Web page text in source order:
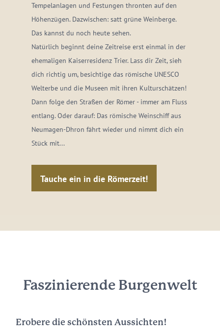
Tempelanlagen und Festungen thronten auf den
Höhenzügen. Dazwischen: satt grüne Weinberge.
Das kannst du noch heute sehen.
Natürlich beginnt deine Zeitreise erst einmal in der
ehemaligen Kaiserresidenz Trier. Lass dir Zeit, sieh
dich richtig um, besichtige das römische UNESCO
Welterbe und die Museen mit ihren Kulturschätzen!
Dann folge den Straßen der Römer - immer am Fluss
entlang. Oder darauf: Das römische Weinschiff aus
Neumagen-Dhron fährt wieder und nimmt dich ein
Stück mit...
Tauche ein in die Römerzeit!
Faszinierende Burgenwelt
Erobere die schönsten Aussichten!